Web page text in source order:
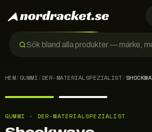
HEM/GUMMI/DER-MATERIALSPEZIALIST/
GUMMI · DER-MATERIALSPEZIALIST